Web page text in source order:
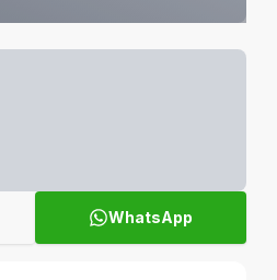
WhatsApp